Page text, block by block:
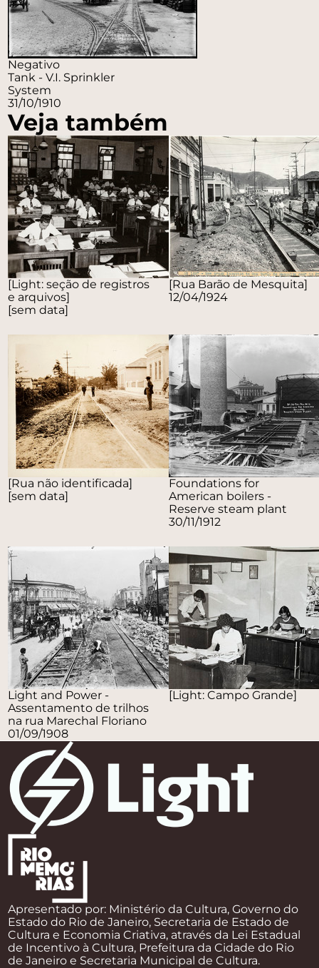
Negativo
Tank - V.I. Sprinkler
System
31/10/1910
Veja também
[Light: seção de registros
e arquivos]
[sem data]
[Rua Barão de Mesquita]
12/04/1924
[Rua não identificada]
[sem data]
Foundations for
American boilers -
Reserve steam plant
30/11/1912
Light and Power -
Assentamento de trilhos
na rua Marechal Floriano
01/09/1908
[Light: Campo Grande]
Apresentado por: Ministério da Cultura, Governo do
Estado do Rio de Janeiro, Secretaria de Estado de
Cultura e Economia Criativa, através da Lei Estadual
de Incentivo à Cultura, Prefeitura da Cidade do Rio
de Janeiro e Secretaria Municipal de Cultura.